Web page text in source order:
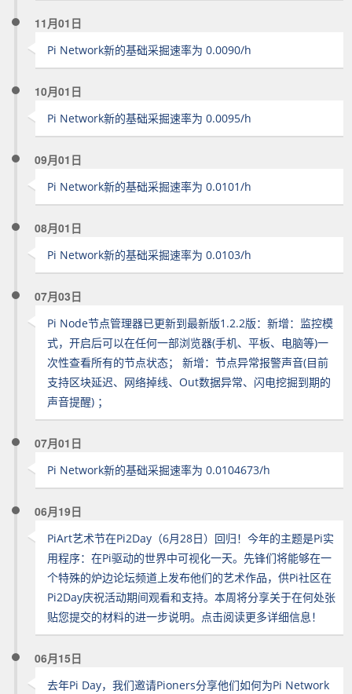
11月01日
Pi Network新的基础采掘速率为 0.0090/h
10月01日
Pi Network新的基础采掘速率为 0.0095/h
09月01日
Pi Network新的基础采掘速率为 0.0101/h
08月01日
Pi Network新的基础采掘速率为 0.0103/h
07月03日
Pi Node节点管理器已更新到最新版1.2.2版：新增：监控模
式，开启后可以在任何一部浏览器(手机、平板、电脑等)一
次性查看所有的节点状态； 新增：节点异常报警声音(目前
支持区块延迟、网络掉线、Out数据异常、闪电挖掘到期的
声音提醒) ；
07月01日
Pi Network新的基础采掘速率为 0.0104673/h
06月19日
PiArt艺术节在Pi2Day（6月28日）回归！今年的主题是Pi实
用程序：在Pi驱动的世界中可视化一天。先锋们将能够在一
个特殊的炉边论坛频道上发布他们的艺术作品，供Pi社区在
Pi2Day庆祝活动期间观看和支持。本周将分享关于在何处张
贴您提交的材料的进一步说明。点击阅读更多详细信息！
06月15日
去年Pi Day，我们邀请Pioners分享他们如何为Pi Network